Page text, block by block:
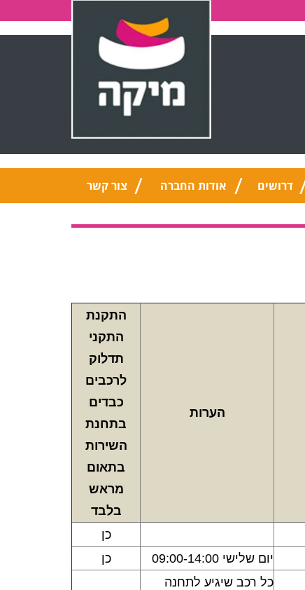
דרושים אודות החברה צור קשר
הערות
התקנת
התקני
תדלוק
לרכבים
כבדים
בתחנת
השירות
בתאום
מראש
בלבד
כן
יום שלישי 09:00-14:00 כן
כל רכב שיגיע לתחנה